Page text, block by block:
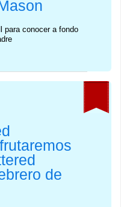
para conocer a fondo
de